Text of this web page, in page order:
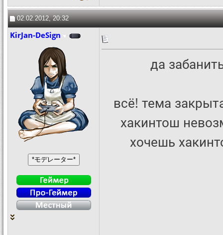
02.02.2012, 20:32
KirJan-DeSign
да
всё! тема
хакинтош
хочешь